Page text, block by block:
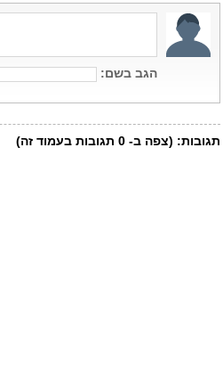
הגב בשם:
תגובות: (צפה ב- 0 תגובות בעמוד זה)